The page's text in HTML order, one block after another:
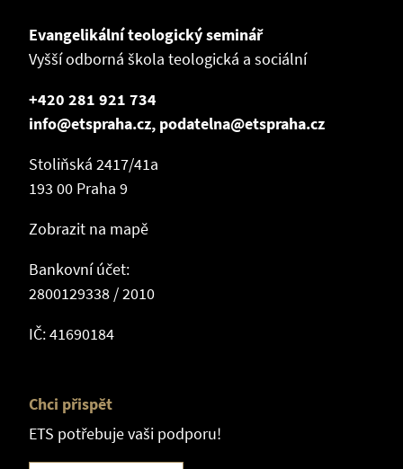
Evangelikální teologický seminář
Vyšší odborná škola teologická a sociální
+420 281 921 734
info@etspraha.cz, podatelna@etspraha.cz
Stoliňská 2417/41a
193 00 Praha 9
Zobrazit na mapě
Bankovní účet:
2800129338 / 2010
IČ: 41690184
Chci přispět
ETS potřebuje vaši podporu!